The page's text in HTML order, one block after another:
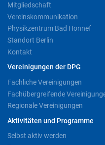
Mitgliedschaft
Vereinskommunikation
Physikzentrum Bad Honnef
Standort Berlin
Kontakt
Vereinigungen der DPG
Fachliche Vereinigungen
Fachübergreifende
Regionale Vereinigungen
Aktivitäten und Programme
Selbst aktiv werden